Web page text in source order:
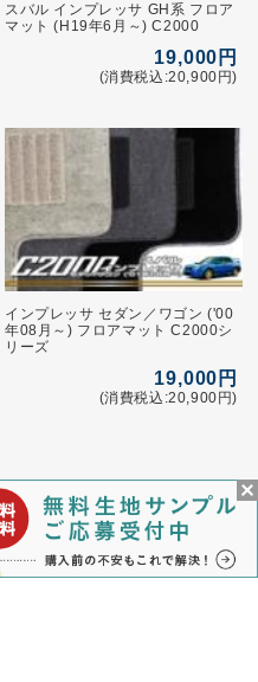
スバル インプレッサ GH系 フロア
マット (H19年6月～) C2000
19,000円
(消費税込:20,900円)
インプレッサ セダン／ワゴン ('00
年08月～) フロアマット C2000シ
リーズ
19,000円
(消費税込:20,900円)
2